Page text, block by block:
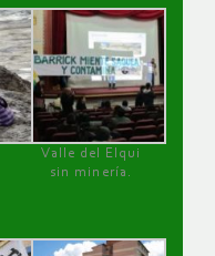
Valle del Elqui
sin minería.